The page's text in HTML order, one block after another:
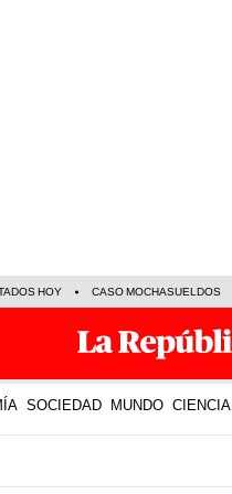
HOY CASO MOCHASUELDOS
SOCIEDAD MUNDO CIENCIA